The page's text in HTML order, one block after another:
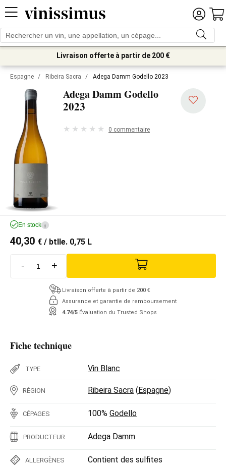
Livraison offerte à partir de 200 €
Espagne / Ribeira Sacra / Adega Damm Godello 2023
Adega Damm Godello
2023
0 commentaire
En stock i
40,30 € / btlle. 0,75 L
- +
Livraison offerte à partir de 200 €
Assurance et garantie de remboursement
4.74/5 Évaluation du Trusted Shops
Fiche technique
TYPE Vin Blanc
RÉGION Ribeira Sacra (Espagne)
CÉPAGES 100% Godello
PRODUCTEUR Adega Damm
ALLERGÈNES Contient des sulfites